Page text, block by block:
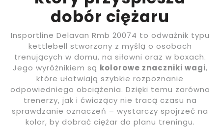
dobór ciężaru
Insportline Delavan Rmb 20074 to odważnik typu
kettlebell stworzony z myślą o osobach
trenujących w domu, na siłowni oraz w boxach.
Jego wyróżnikiem są kolorowe znaczniki wagi,
które ułatwiają szybkie rozpoznanie
odpowiedniego obciążenia. Dzięki temu zarówno
trenerzy, jak i ćwiczący nie tracą czasu na
sprawdzanie oznaczeń – wystarczy spojrzeć na
kolor, by dobrać ciężar do planu treningu.